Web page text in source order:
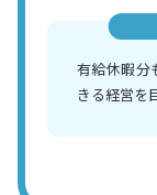
有給休暇分
きる経営を